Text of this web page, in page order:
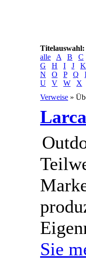
Titelauswahl:
alle
A B
C
G
H I J
K
N
O P Q
U
V W
X
Verweise »
Larca
Sie